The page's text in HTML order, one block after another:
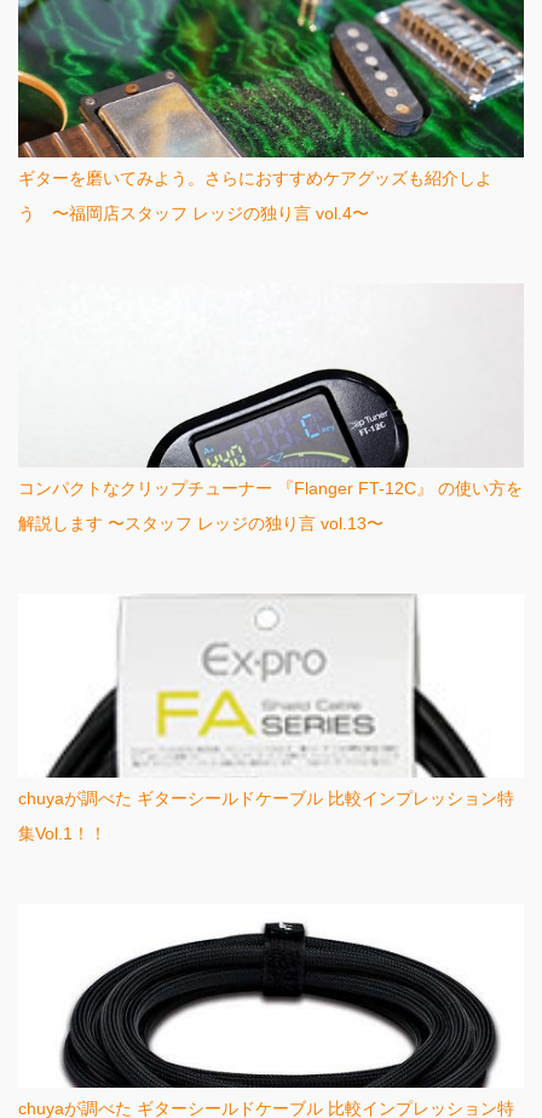
ギターを磨いてみよう。さらにおすすめケアグッズも紹介しよ
う 〜福岡店スタッフ レッジの独り言 vol.4〜
コンパクトなクリップチューナー 『Flanger FT-12C』 の使い方を
解説します 〜スタッフ レッジの独り言 vol.13〜
chuyaが調べた ギターシールドケーブル 比較インプレッション特
集Vol.1！！
chuyaが調べた ギターシールドケーブル 比較インプレッション特